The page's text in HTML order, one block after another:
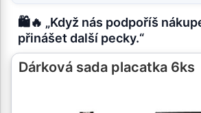
🛍️🔥 „Když nás podpoříš
přinášet další pecky.“
Dárková sada placatka 6ks